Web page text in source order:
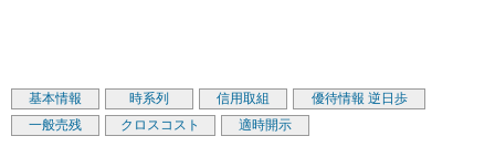
基本情報 時系列 信用取組 優待情報 逆日歩
一般売残
クロスコスト 適時開示